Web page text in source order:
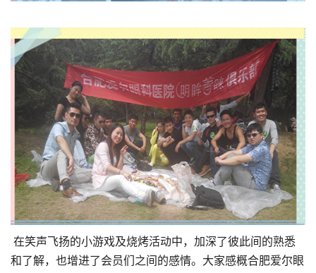
在笑声飞扬的小游戏及烧烤活动中，加深了彼此间的熟悉
和了解，也增进了会员们之间的感情。大家感概合肥爱尔眼